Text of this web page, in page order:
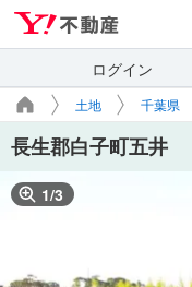
ログイン
土地 千葉県
長生郡白子町五井
1/3